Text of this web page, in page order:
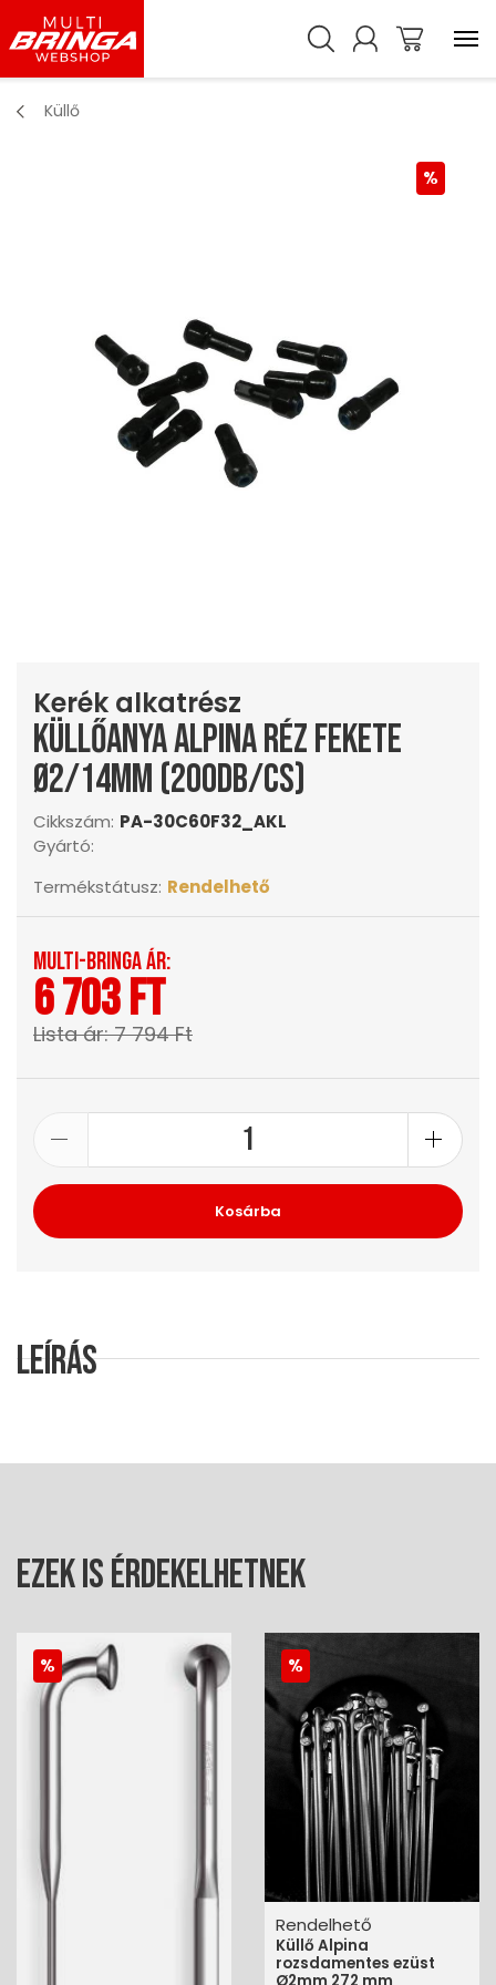
Küllő
Kerék alkatrész
Küllőanya Alpina réz fekete
Ø2/14mm (200db/cs)
Cikkszám: PA-30C60F32_AKL
Gyártó:
Termékstátusz: Rendelhető
Multi-Bringa ár:
6 703 Ft
Lista ár: 7 794 Ft
Kosárba
Leírás
Ezek is érdekelhetnek
Rendelhető
Küllő Alpina
rozsdamentes ezüst